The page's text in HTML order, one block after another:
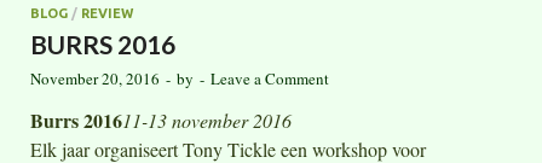
BLOG / REVIEW
BURRS 2016
November 20, 2016 - by - Leave a Comment
Burrs 201611-13 november 2016
Elk jaar organiseert Tony Tickle een workshop voor